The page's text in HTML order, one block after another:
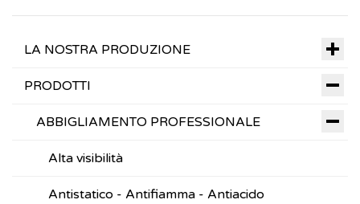
LA NOSTRA PRODUZIONE
PRODOTTI
ABBIGLIAMENTO PROFESSIONALE
Alta visibilità
Antistatico - Antifiamma - Antiacido